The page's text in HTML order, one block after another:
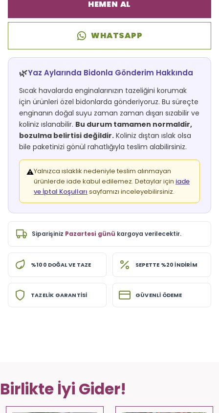
HEMEN AL
WHATSAPP
🌿Yaz Aylarında Bidonla Gönderim Hakkında
Sıcak havalarda enginalarınızın tazeliğini korumak
için ürünleri özel bidonlarda gönderiyoruz. Bu süreçte
enginanın doğal suyu zaman zaman dışarı sızabilir ve
koliniz ıslanabilir. Bu durum tamamen normaldir,
bozulma belirtisi değildir. Koliniz dıştan ıslak olsa
bile paketinizi gönül rahatlığıyla teslim alabilirsiniz.
⚠️Yalnızca ıslaklık nedeniyle teslim alınmayan
ürünlerde iade kabul edilemez. Detaylar için iade
ve İptal Koşulları sayfamızı inceleyebilirsiniz.
Siparişiniz Pazartesi günü kargoya verilecektir.
%100 DOĞAL VE TAZE SEPETTE %20 İNDİRİM
TAZELİK GARANTİSİ GÜVENLİ ÖDEME
Birlikte İyi Gider!